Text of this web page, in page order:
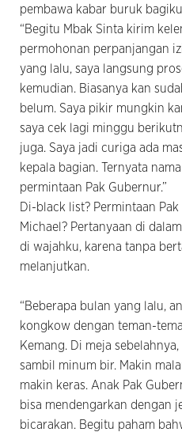
pembawa kabar buruk
“Begitu Mbak Sinta kirim
permohonan perpanjangan
yang lalu, saya langsung
kemudian. Biasanya kan
belum. Saya pikir mungkin
saya cek lagi minggu
juga. Saya jadi curiga ada
kepala bagian. Ternyata
permintaan Pak Gubernur.”
Di-black list? Permintaan
Michael? Pertanyaan di
di wajahku, karena tanpa
melanjutkan.
“Beberapa bulan yang lalu,
kongkow dengan teman-
Kemang. Di meja
sambil minum bir. Makin
makin keras. Anak Pak
bisa mendengarkan dengan
bicarakan. Begitu paham